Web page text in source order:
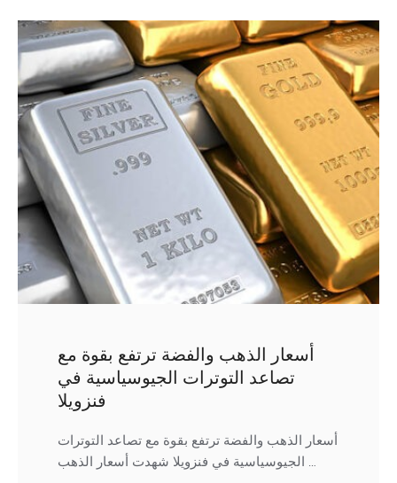
أسعار الذهب والفضة ترتفع بقوة مع
تصاعد التوترات الجيوسياسية في
فنزويلا
أسعار الذهب والفضة ترتفع بقوة مع تصاعد التوترات
الجيوسياسية في فنزويلا شهدت أسعار الذهب …